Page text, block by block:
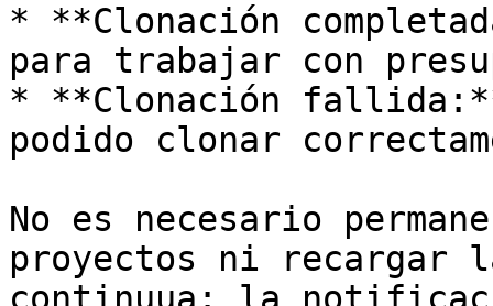
* **Clonación
para trabajar con
* **Clonación
podido clonar
No es necesario
proyectos ni recargar